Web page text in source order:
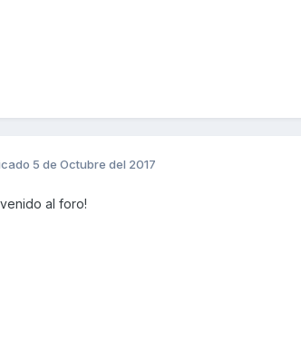
5 de Octubre del 2017
al foro!